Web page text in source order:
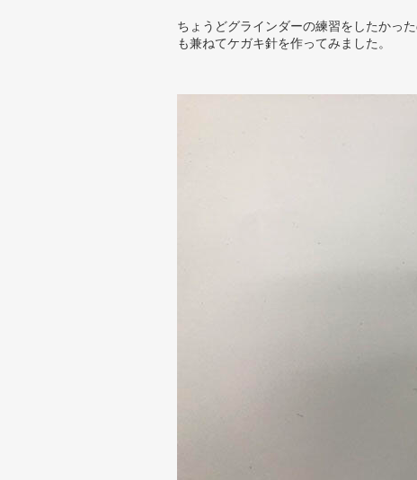
ちょうどグラインダーの練習をしたかっ
も兼ねてケガキ針を作ってみました。